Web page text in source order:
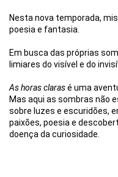
Nesta nova temporada,
poesia e fantasia.
Em busca das próprias
limiares do visível e do
As horas clarasé uma
Mas aqui as sombras não
sobre luzes e escuridões,
paixões, poesia e
doença da curiosidade.